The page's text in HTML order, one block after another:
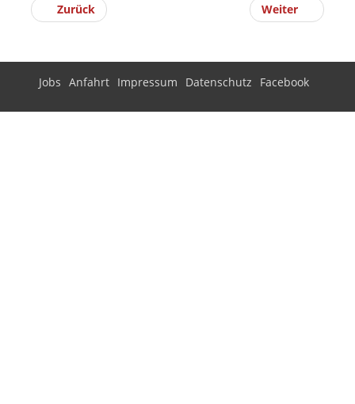
Zurück Weiter
Jobs Anfahrt Impressum Datenschutz Facebook